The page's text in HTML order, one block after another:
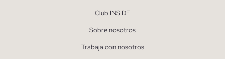
Club INSIDE
Sobre nosotros
Trabaja con nosotros